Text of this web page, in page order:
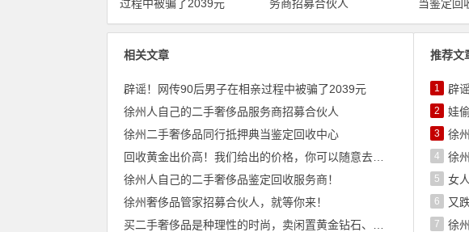
过程中被骗了2039元
务商招募合伙人
当鉴定回
相关文章
辟谣！网传90后男子在相亲过程中被骗了2039元
徐州人自己的二手奢侈品服务商招募合伙人
徐州二手奢侈品同行抵押典当鉴定回收中心
徐州人自己的二手奢侈品鉴定回收服务商！
徐州奢侈品管家招募合伙人，就等你来！
推荐文
1 辟
2 娃偷
3 徐
4 徐
5 女
6 又
7 徐